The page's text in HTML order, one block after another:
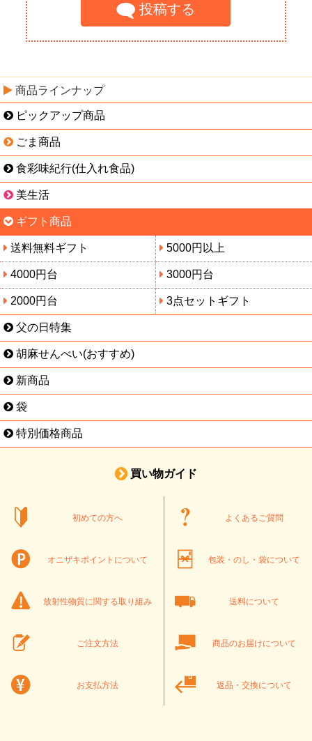
投稿する
商品ラインナップ
ピックアップ商品
ごま商品
食彩味紀行(仕入れ食品)
美生活
ギフト商品
送料無料ギフト 5000円以上
4000円台 3000円台
2000円台 3点セットギフト
父の日特集
胡麻せんべい(おすすめ)
新商品
袋
特別価格商品
買い物ガイド
初めての方へ よくあるご質問
オニザキポイントについて 包装・のし・袋について
放射性物質に関する取り組み 送料について
ご注文方法 商品のお届けについて
お支払方法 返品・交換について